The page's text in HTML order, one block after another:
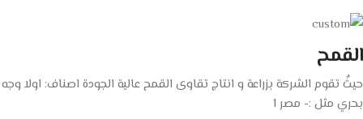
القمح
حيثٌ تقوم الشركة بزراعة و انتاج تقاوى القمح عالية الجودة اصناف: اولا وجه
بحري مثل :- مصر 1